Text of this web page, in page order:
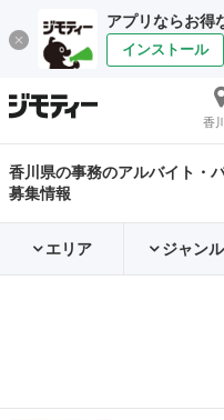
アプリならお得
インストール
香
香川県の事務のアルバイト・
募集情報
エリア ジャンル